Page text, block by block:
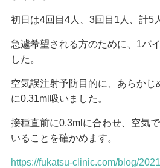
初日は4回目4人、3回目1人、計5
急遽希望される方のために、1バ
した。
空気誤注射予防目的に、あらかじ
に0.31ml吸いました。
接種直前に0.3mlに合わせ、空気
いることを確かめます。
https://fukatsu-clinic.com/blog/